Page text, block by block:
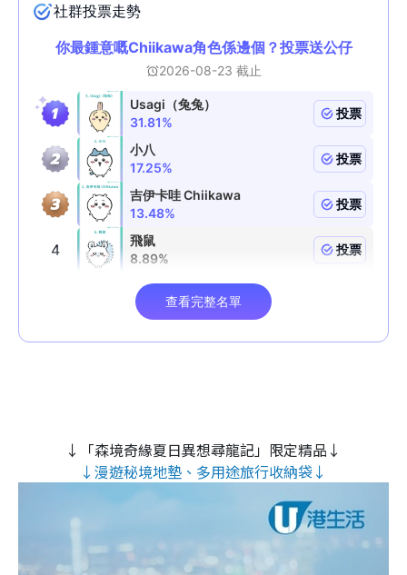
↓「森境奇緣夏日異想尋龍記」限定精品↓
↓漫遊秘境地墊、多用途旅行收納袋↓